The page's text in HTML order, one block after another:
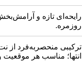
رایحه‌ای تازه و
روزمره.
ترکیبی منحصربه‌فرد از
انتها؛ مناسب هر موقعیت